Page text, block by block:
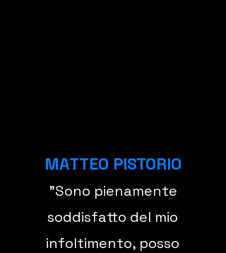
MATTEO PISTORIO
"Sono pienamente
soddisfatto del mio
infoltimento, posso